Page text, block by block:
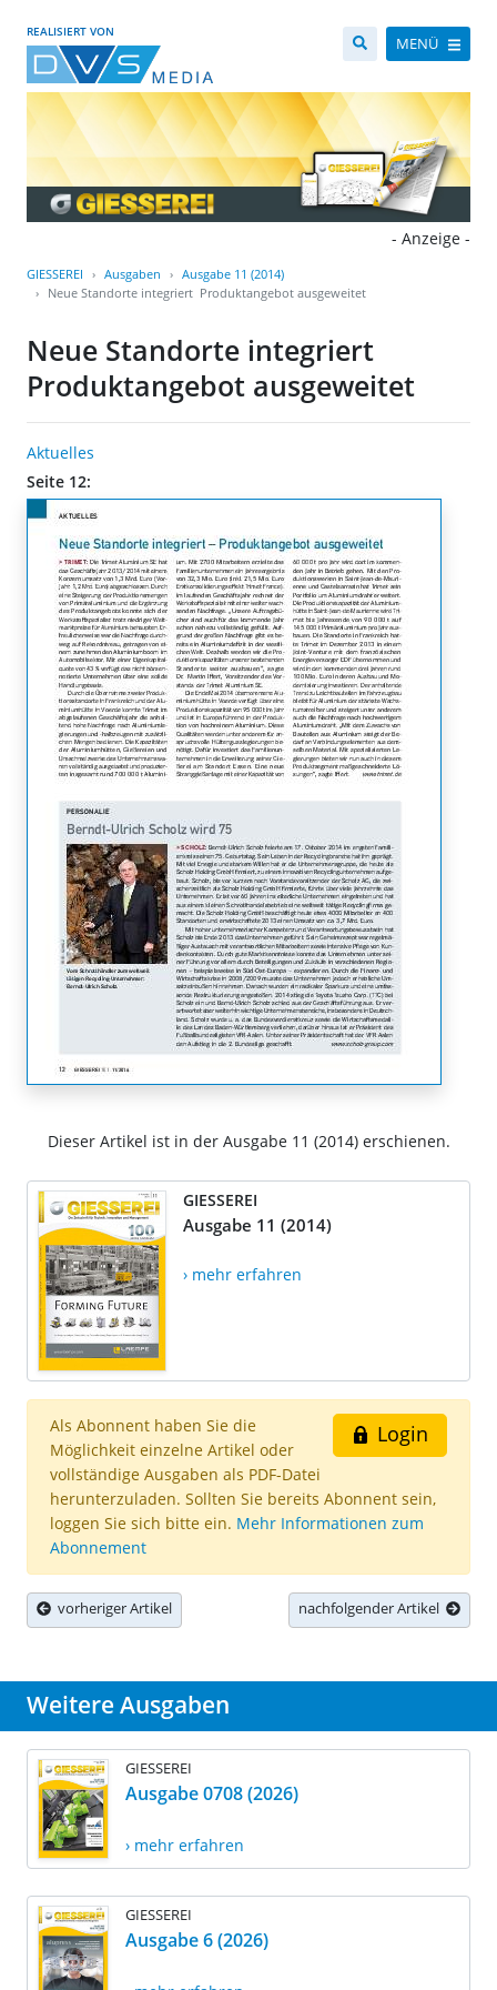
REALISIERT VON
MENÜ
- Anzeige -
GIESSEREI Ausgaben
Ausgabe 11 (2014)
Neue Standorte integriert  Produktangebot ausgeweitet
Neue Standorte integriert 
Produktangebot ausgeweitet
Aktuelles
Seite 12:
Dieser Artikel ist in der Ausgabe 11 (2014) erschienen.
GIESSEREI
Ausgabe 11 (2014)
› mehr erfahren
Login
Als Abonnent haben Sie die
Möglichkeit einzelne Artikel oder
vollständige Ausgaben als PDF-Datei
herunterzuladen. Sollten Sie bereits Abonnent sein,
loggen Sie sich bitte ein. Mehr Informationen zum
Abonnement
vorheriger Artikel nachfolgender Artikel
Weitere Ausgaben
GIESSEREI
Ausgabe 0708 (2026)
› mehr erfahren
GIESSEREI
Ausgabe 6 (2026)